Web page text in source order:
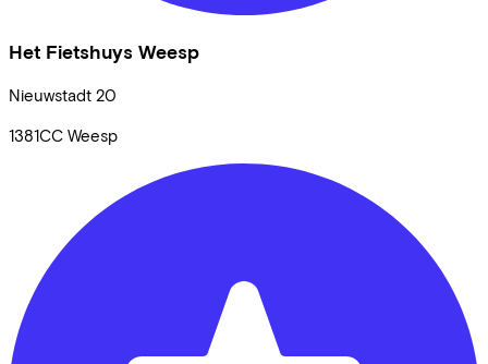
Het Fietshuys Weesp
Nieuwstadt 20
1381CC Weesp